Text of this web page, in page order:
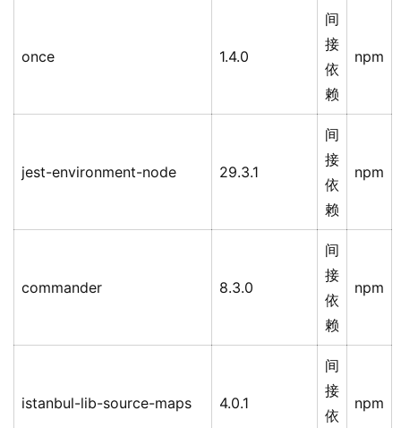
once 1.4.0
间
接
依
赖
npm
jest-environment-node 29.3.1
间
接
依
赖
npm
commander 8.3.0
间
接
依
赖
npm
istanbul-lib-source-maps 4.0.1
间
接
依
npm